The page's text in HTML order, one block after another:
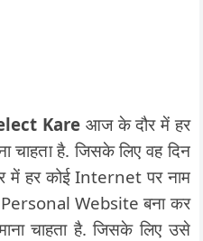
Kare आज के दौर में हर
चाहता है. जिसके लिए वह दिन
में हर कोई Internet पर नाम
Personal Website बना कर
चाहता है. जिसके लिए उसे